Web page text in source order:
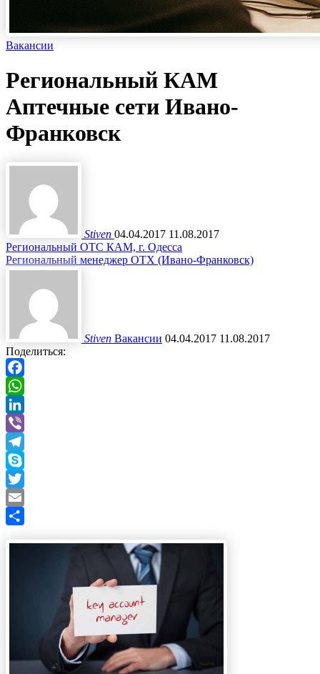
Вакансии
Региональный КАМ
Аптечные сети Ивано-
Франковск
Stiven 04.04.2017 11.08.2017
Региональный ОТС КАМ, г. Одесса
Региональный менеджер ОТХ (Ивано-Франковск)
Stiven Вакансии 04.04.2017 11.08.2017
Поделиться:
Facebook
WhatsApp
LinkedIn
Viber
Telegram
Skype
Twitter
Email